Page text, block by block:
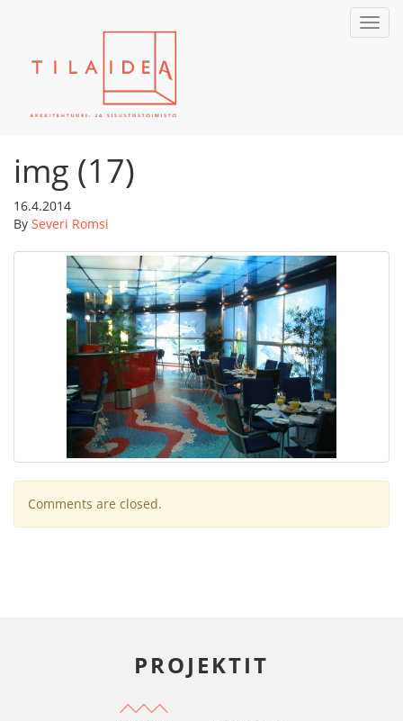
img (17)
16.4.2014
By Severi Romsi
Comments are closed.
PROJEKTIT